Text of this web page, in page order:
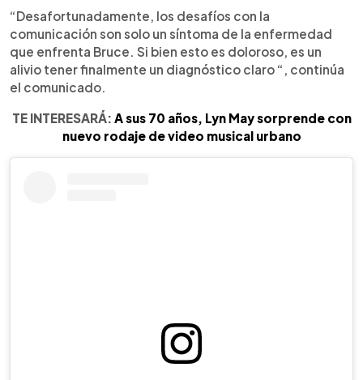
“Desafortunadamente, los desafíos con la
comunicación son solo un síntoma de la enfermedad
que enfrenta Bruce. Si bien esto es doloroso, es un
alivio tener finalmente un diagnóstico claro “, continúa
el comunicado.
TE INTERESARÁ: A sus 70 años, Lyn May sorprende con
nuevo rodaje de video musical urbano